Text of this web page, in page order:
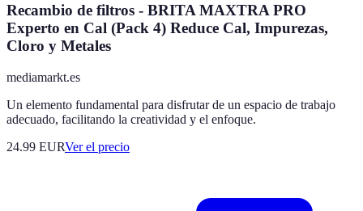
Recambio de filtros - BRITA MAXTRA PRO
Experto en Cal (Pack 4) Reduce Cal, Impurezas,
Cloro y Metales
mediamarkt.es
Un elemento fundamental para disfrutar de un espacio de trabajo
adecuado, facilitando la creatividad y el enfoque.
24.99 EURVer el precio